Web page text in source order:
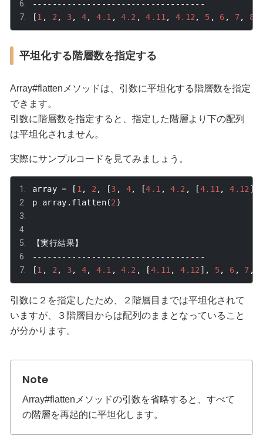
-----------------------------------
[1 , 2 , 3, 4, 4.1 , 4.2 , 4.11 , 4.12 , 5 , 6 , 7, 8
平坦化する階層数を指定する
Array#flatten メソッドは、引数に平坦化する階層数を指定
できます。
引数に階層数を指定すると、指定した階層より下の配列
は平坦化されません。
実際にサンプルコードを見てみましょう。
array = [ 1 , 2 , [3 , 4, [4.1 , 4.2 , [4.11 , 4.12
p array . flatten(2 )
【実行結果】
-----------------------------------
[1 , 2 , 3, 4, 4.1 , 4.2 , [4.11 , 4.12 ], 5, 6 , 7 ,
引数に２を指定したため、２階層目までは平坦化されて
いますが、３階層目からは配列のままとなっていること
が分かります。
Array#flatten メソッドの引数を省略すると、すべて
の階層を再起的に平坦化します。